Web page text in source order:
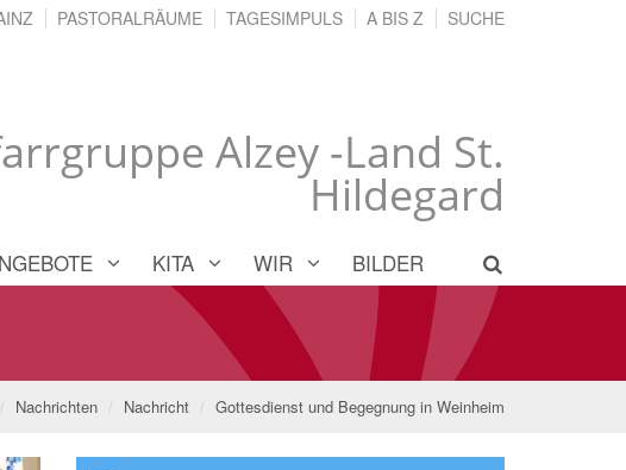
Alzey -Land St.
Hildegard
PASTORALRÄUME TAGESIMPULS A BIS Z SUCHE
KITA WIR BILDER
Nachrichten Nachricht Gottesdienst und Begegnung in Weinheim